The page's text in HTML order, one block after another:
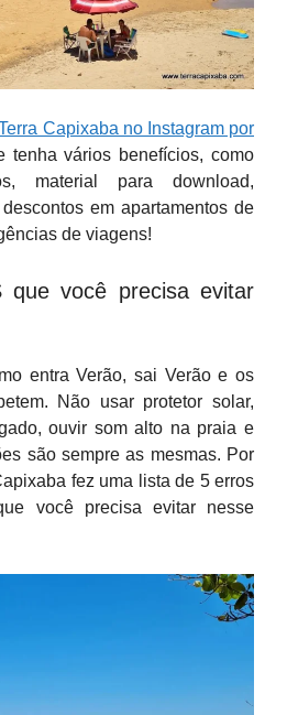
Capixaba no Instagram por
tenha vários benefícios, como
material para download,
em apartamentos de
de viagens!
que você precisa evitar
entra Verão, sai Verão e os
Não usar protetor solar,
ouvir som alto na praia e
são sempre as mesmas. Por
fez uma lista de 5 erros
você precisa evitar nesse